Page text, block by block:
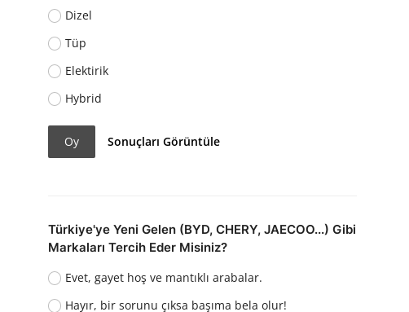
Dizel
Tüp
Elektirik
Hybrid
Oy Sonuçları Görüntüle
Türkiye'ye Yeni Gelen (BYD, CHERY, JAECOO...) Gibi
Markaları Tercih Eder Misiniz?
Evet, gayet hoş ve mantıklı arabalar.
Hayır, bir sorunu çıksa başıma bela olur!